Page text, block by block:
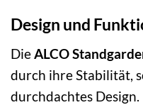
Design und
DieALCO
durch ihre Stabilität,
durchdachtes